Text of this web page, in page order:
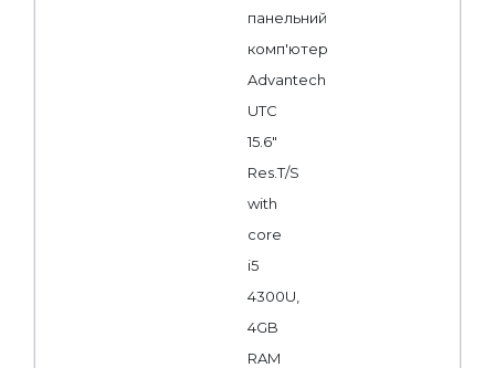
панельний
комп'ютер
Advantech
UTC
15.6"
Res.T/S
with
core
i5
4300U,
4GB
RAM